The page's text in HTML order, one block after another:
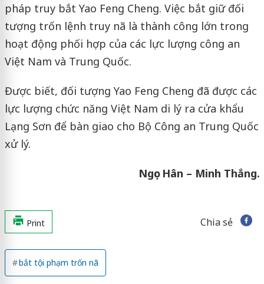
pháp truy bắt Yao Feng Cheng. Việc bắt giữ đối
tượng trốn lệnh truy nã là thành công lớn trong
hoạt động phối hợp của các lực lượng công an
Việt Nam và Trung Quốc.
Được biết, đối tượng Yao Feng Cheng đã được các
lực lượng chức năng Việt Nam di lý ra cửa khẩu
Lạng Sơn để bàn giao cho Bộ Công an Trung Quốc
xử lý.
Ngọc Hân – Minh Thắng.
Print Chia sẻ
bắt tội phạm trốn nã